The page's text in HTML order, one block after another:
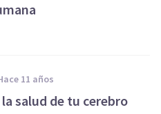
hace 11 años
salud de tu cerebro